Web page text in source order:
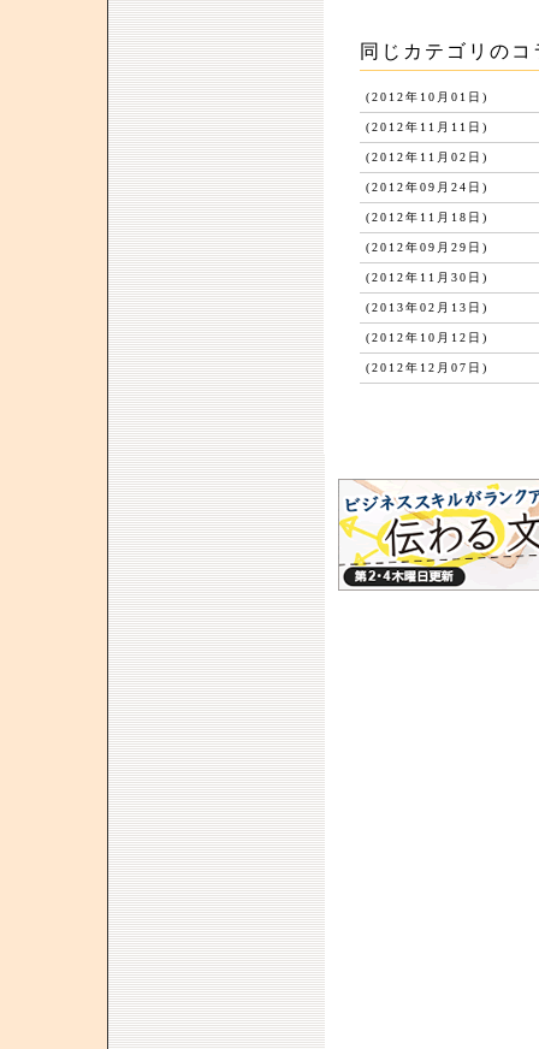
同じカテゴリのコ
(2012年10月01日)
(2012年11月11日)
(2012年11月02日)
(2012年09月24日)
(2012年11月18日)
(2012年09月29日)
(2012年11月30日)
(2013年02月13日)
(2012年10月12日)
(2012年12月07日)